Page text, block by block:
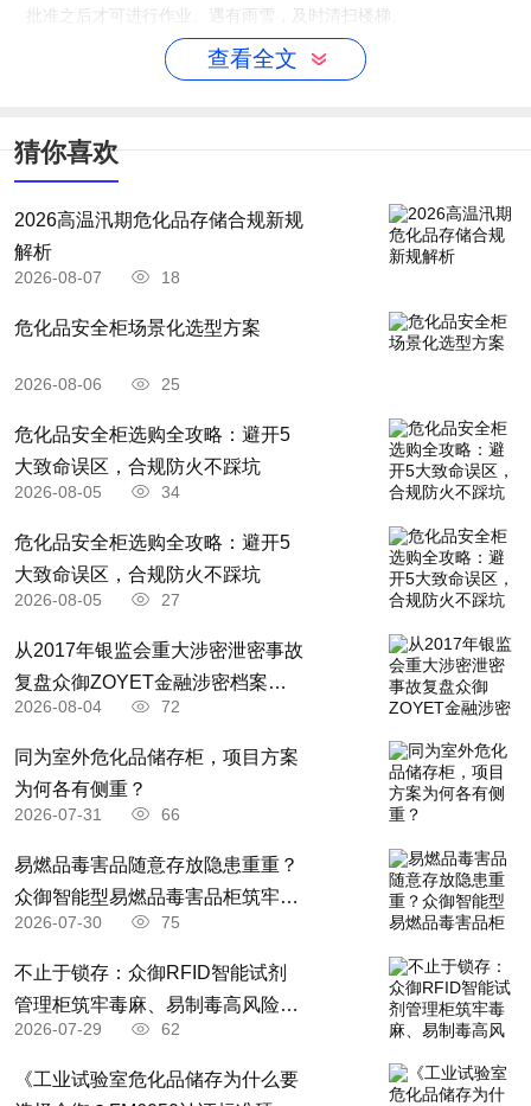
批准之后才可进行作业。遇有雨雪，及时清扫楼梯。
7.车间人员在此期间，加强巡检次数，如发现异常，及时向上
冬季管线的防冻办法：
在管线末端有放空阀，保持常流水，来防止冻结，有条件的应在
管线上加设保温。
2.间断使用的水线，必须加设电伴热带进行保温，否则将无法
的，用工业风进行吹扫以保证管线内的积水不被充满，如果开关
不严，则应在两端拆开的法兰处加盲板，并进行登记挂牌。
4.对一些在正常生产中不用的管线，由于长期处在停用状态，
在死角内可能存有积水而冻结，一旦要使用，就会造成不通，而
影响生产。对这样的管线在入冬前，要用适当的流量对管线进行
疏通置换后，关闭有关的阀门，保持备用状态。
5.消防水线系统的消防栓，消防水线阀门井等，要关闭阀门井
内的阀门，放净水栓内存水，保证水栓随时都可投用。消防井内
应采用双层井盖（其中一层为保温井盖）。
发生冻结处理：设备冻结后，应用蒸汽或热水解冻，铸铁管
线和设备解冻应缓慢，以防爆裂，冻裂管线或设备禁止在密封状
到下，如有裂纹应当汇报。
附：我公司的冬季停车防冻操作规章
装置部分防冻防凝点（所有低点排污阀均做保温加电伴热）
查看全文
猜你喜欢
2026高温汛期危化品存储合规新规
解析
2026-08-07 18
危化品安全柜场景化选型方案
2026-08-06 25
危化品安全柜选购全攻略：避开5
大致命误区，合规防火不踩坑
2026-08-05 34
​危化品安全柜选购全攻略：避开5
大致命误区，合规防火不踩坑
2026-08-05 27
从2017年银监会重大涉密泄密事故
复盘众御ZOYET金融涉密档案耗
材全闭环安防存储升级解决方案
2026-08-04 72
​同为室外危化品储存柜，项目方案
为何各有侧重？
2026-07-31 66
易燃品毒害品随意存放隐患重重？
众御智能型易燃品毒害品柜筑牢全
场景安全防线
2026-07-30 75
不止于锁存：众御RFID智能试剂
管理柜筑牢毒麻、易制毒高风险药
品全流程管控防线
2026-07-29 62
《工业试验室危化品储存为什么要